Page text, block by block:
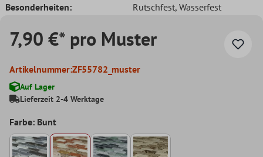
Besonderheiten:
Rutschfest, Wasserfest
7,90 €* pro Muster
Artikelnummer:ZF55782_muster
Auf Lager
Lieferzeit 2-4 Werktage
Farbe: Bunt